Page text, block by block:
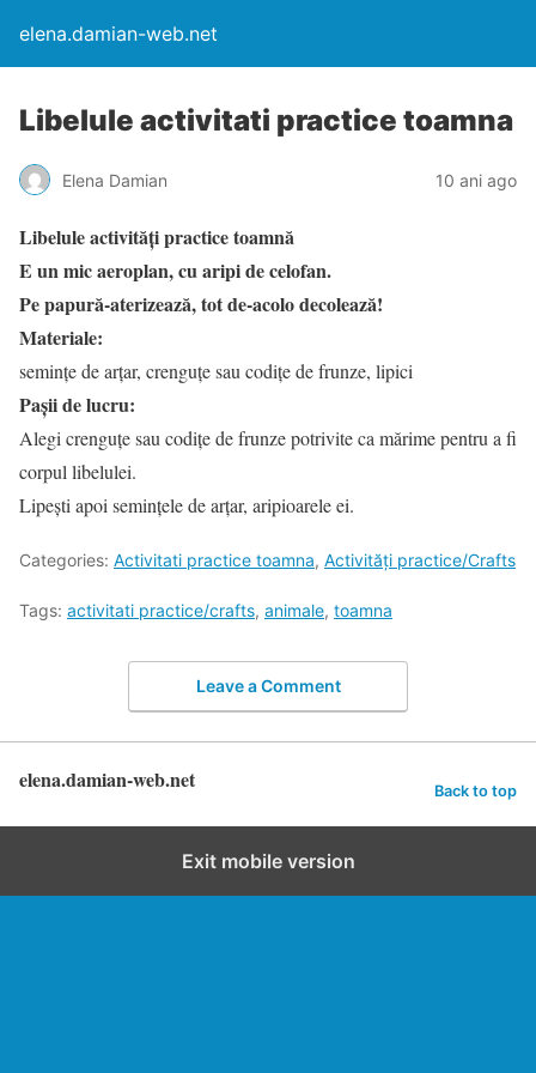
elena.damian-web.net
Libelule activitati practice toamna
Elena Damian 10 ani ago
Libelule activități practice toamnă
E un mic aeroplan, cu aripi de celofan.
Pe papură-aterizează, tot de-acolo decolează!
Materiale:
semințe de arțar, crenguțe sau codițe de frunze, lipici
Pașii de lucru:
Alegi crenguțe sau codițe de frunze potrivite ca mărime pentru a fi
corpul libelulei.
Lipești apoi semințele de arțar, aripioarele ei.
Categories: Activitati practice toamna, Activități practice/Crafts
Tags: activitati practice/crafts, animale, toamna
Leave a Comment
elena.damian-web.net Back to top
Exit mobile version